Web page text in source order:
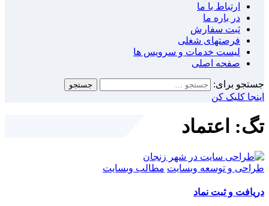
ارتباط با ما
در باره ما
ثبت سفارش
فرصتهای شغلی
لیست خدمات و سرویس ها
صفحه اصلی
جستجو برای:
اینجا کلیک کن
تگ: اعتماد
طراحی و توسعه وبسایت مطالب وبسایت
دریافت و ثبت نماد